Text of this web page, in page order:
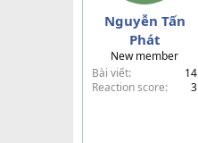
Nguyễn Tấn
Phát
New member
Bài viết
14
Reaction score
3